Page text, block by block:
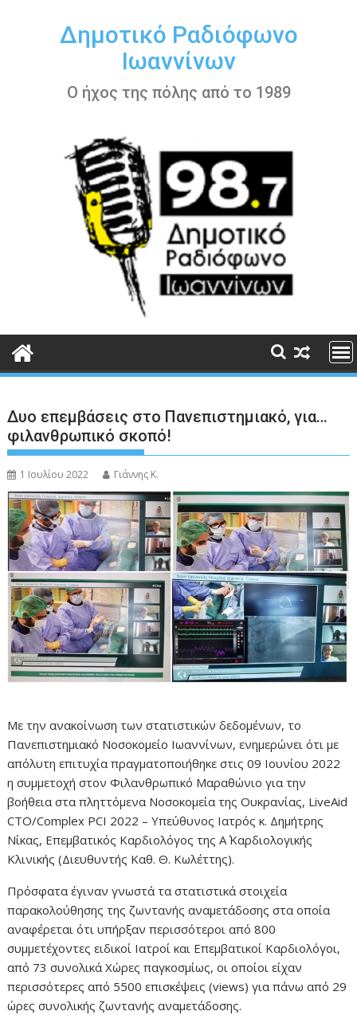
περιεχόμενοΔημοτικό Ραδιόφωνο
Ιωαννίνων
Ο ήχος της πόλης από το 1989
Δυο επεμβάσεις στο Πανεπιστημιακό, για…
φιλανθρωπικό σκοπό!
1 Ιουλίου 2022 Γιάννης Κ.
Με την ανακοίνωση των στατιστικών δεδομένων, το
Πανεπιστημιακό Νοσοκομείο Ιωαννίνων, ενημερώνει ότι με
απόλυτη επιτυχία πραγματοποιήθηκε στις 09 Ιουνίου 2022
η συμμετοχή στον Φιλανθρωπικό Μαραθώνιο για την
βοήθεια στα πληττόμενα Νοσοκομεία της Ουκρανίας, LiveAid
CTO/Complex PCI 2022 – Υπεύθυνος Ιατρός κ. Δημήτρης
Νίκας, Επεμβατικός Καρδιολόγος της Α΄ Καρδιολογικής
Κλινικής (Διευθυντής Καθ. Θ. Κωλέττης).
Πρόσφατα έγιναν γνωστά τα στατιστικά στοιχεία
παρακολούθησης της ζωντανής αναμετάδοσης στα οποία
αναφέρεται ότι υπήρξαν περισσότεροι από 800
συμμετέχοντες ειδικοί Ιατροί και Επεμβατικοί Καρδιολόγοι,
από 73 συνολικά Χώρες παγκοσμίως, οι οποίοι είχαν
περισσότερες από 5500 επισκέψεις (views) για πάνω από 29
ώρες συνολικής ζωντανής αναμετάδοσης.